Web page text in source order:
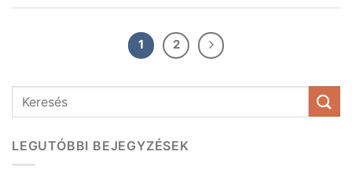
1 2
LEGUTÓBBI BEJEGYZÉSEK